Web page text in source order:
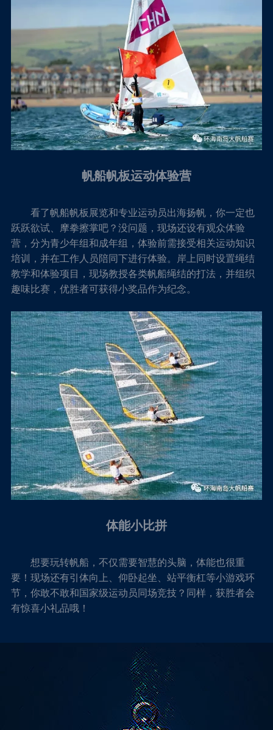
帆船帆板运动体验营
看了帆船帆板展览和专业运动员出海扬帆，你一定也
跃跃欲试、摩拳擦掌吧？没问题，现场还设有观众体验
营，分为青少年组和成年组，体验前需接受相关运动知识
培训，并在工作人员陪同下进行体验。岸上同时设置绳结
教学和体验项目，现场教授各类帆船绳结的打法，并组织
趣味比赛，优胜者可获得小奖品作为纪念。
体能小比拼
想要玩转帆船，不仅需要智慧的头脑，体能也很重
要！现场还有引体向上、仰卧起坐、站平衡杠等小游戏环
节，你敢不敢和国家级运动员同场竞技？同样，获胜者会
有惊喜小礼品哦！